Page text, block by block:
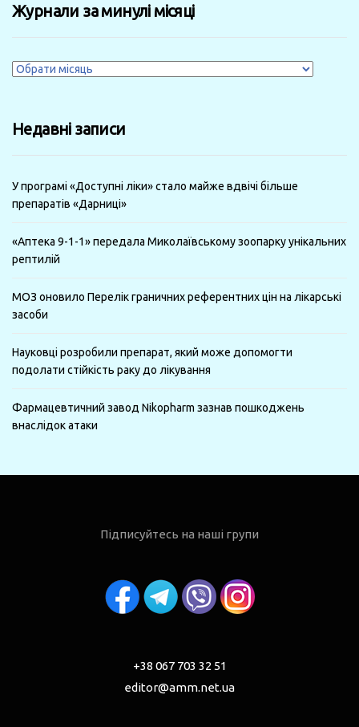
Журнали за минулі місяці
Журнали
місяці
Недавні записи
У програмі «Доступні ліки» стало майже вдвічі більше
препаратів «Дарниці»
«Аптека 9-1-1» передала Миколаївському зоопарку унікальних
рептилій
МОЗ оновило Перелік граничних референтних цін на лікарські
засоби
Науковці розробили препарат, який може допомогти
подолати стійкість раку до лікування
Фармацевтичний завод Nikopharm зазнав пошкоджень
внаслідок атаки
Підписуйтесь на наші групи
+38 067 703 32 51
editor@amm.net.ua